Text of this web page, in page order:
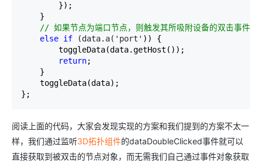
        });
    }
// 如果节点为端口节点，则触发其所吸附设备的双击事件
else if (data.a('port' )) {
        toggleData(data.getHost());
return;
    }
    toggleData(data);
};
阅读上面的代码，大家会发现实现的方案和我们提到的方案不太一
样，我们通过监听3D拓扑组件的dataDoubleClicked事件就可以
直接获取到被双击的节点对象，而无需我们自己通过事件对象获取